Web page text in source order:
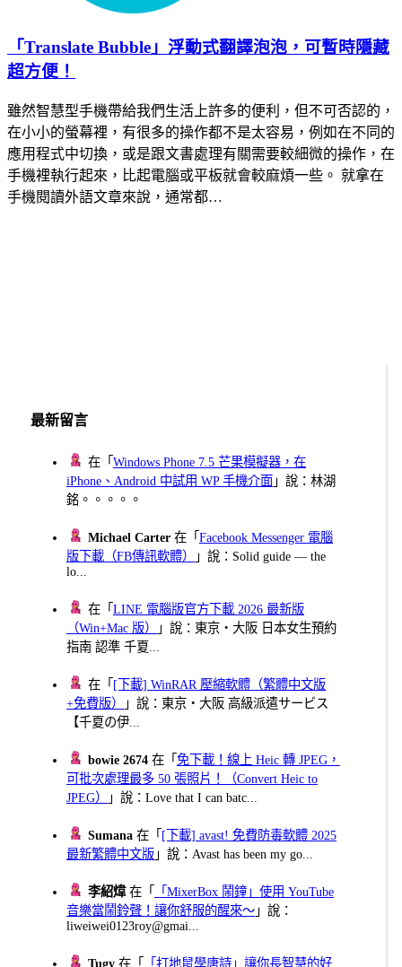
「Translate Bubble」浮動式翻譯泡泡，可暫時隱藏
超方便！
雖然智慧型手機帶給我們生活上許多的便利，但不可否認的，
在小小的螢幕裡，有很多的操作都不是太容易，例如在不同的
應用程式中切換，或是跟文書處理有關需要較細微的操作，在
手機裡執行起來，比起電腦或平板就會較麻煩一些。 就拿在
手機閱讀外語文章來說，通常都…
最新留言
在「Windows Phone 7.5 芒果模擬器，在
iPhone、Android 中試用 WP 手機介面 」說：林湖
銘。。。。。
Michael Carter 在「Facebook Messenger 電腦
版下載（FB傳訊軟體）
」說：Solid guide — the
lo...
在「LINE 電腦版官方下載 2026 最新版
（Win+Mac 版）
」說：東京・大阪 日本女生預約
指南 認準 千夏...
在「 [下載] WinRAR 壓縮軟體（繁體中文版
+免費版）
」說：東京・大阪 高級派遣サービス
【千夏の伊...
bowie 2674 在「免下載！線上 Heic 轉 JPEG，
可批次處理最多 50 張照片！（Convert Heic to
JPEG）
」說：Love that I can batc...
Sumana 在「 [下載] avast! 免費防毒軟體 2025
最新繁體中文版 」說：Avast has been my go...
李紹煒在「
「MixerBox 鬧鐘」使用 YouTube
音樂當鬧鈴聲！讓你舒服的醒來～ 」說：
liweiwei0123roy@gmai...
Tugy 在「 「打地鼠學唐詩」讓你長智慧的好